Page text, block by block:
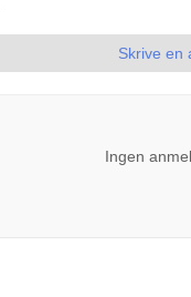
Skrive en
Ingen